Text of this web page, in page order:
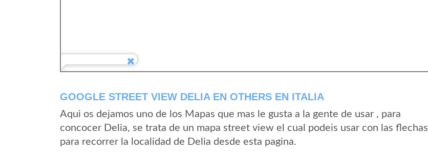
GOOGLE STREET VIEW DELIA EN OTHERS EN ITALIA
Aqui os dejamos uno de los Mapas que mas le gusta a la gente de usar , para
concocer Delia, se trata de un mapa street view el cual podeis usar con las flechas
para recorrer la localidad de Delia desde esta pagina.